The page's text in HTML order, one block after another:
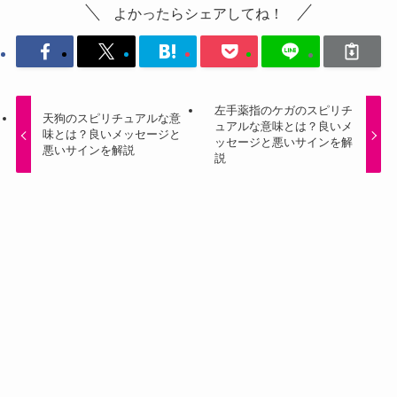
よかったらシェアしてね！
天狗のスピリチュアルな意
味とは？良いメッセージと
悪いサインを解説
左手薬指のケガのスピリチ
ュアルな意味とは？良いメ
ッセージと悪いサインを解
説